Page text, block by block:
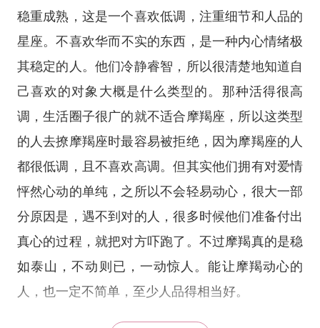
稳重成熟，这是一个喜欢低调，注重细节和人品的
星座。不喜欢华而不实的东西，是一种内心情绪极
其稳定的人。他们冷静睿智，所以很清楚地知道自
己喜欢的对象大概是什么类型的。那种活得很高
调，生活圈子很广的就不适合摩羯座，所以这类型
的人去撩摩羯座时最容易被拒绝，因为摩羯座的人
都很低调，且不喜欢高调。但其实他们拥有对爱情
怦然心动的单纯，之所以不会轻易动心，很大一部
分原因是，遇不到对的人，很多时候他们准备付出
真心的过程，就把对方吓跑了。不过摩羯真的是稳
如泰山，不动则已，一动惊人。能让摩羯动心的
人，也一定不简单，至少人品得相当好。